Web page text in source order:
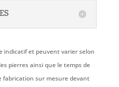
indicatif et peuvent varier selon
pierres ainsi que le temps de
fabrication sur mesure devant